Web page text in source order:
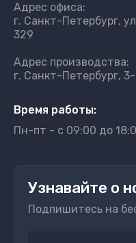
Адрес офиса:
г. Санкт-Петербург,
329
Адрес производства:
г. Санкт-Петербург,
Время работы:
Пн-пт - с 09:00 до
Узнавайте о
Подпишитесь на